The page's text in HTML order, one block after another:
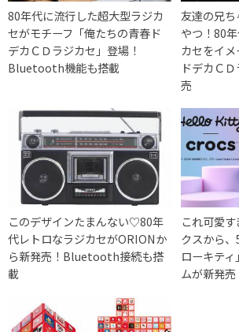
80年代に流行した超大型ラジカ
セがモチーフ「俺たちの青春ド
デカＣＤラジカセ」登場！
Bluetooth機能も搭載
友達の兄
やつ！80
カセをイ
ドデカＣ
売
このデザインたまんない♡80年
代レトロなラジカセがORIONか
ら新発売！Bluetooth接続も搭
載
これ可愛
クスから
ローキテ
ムが新発売